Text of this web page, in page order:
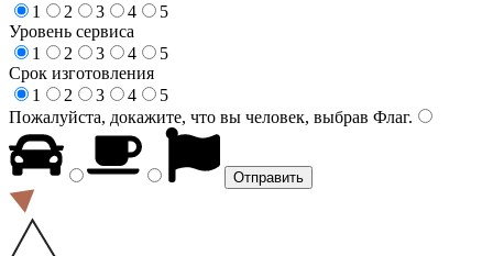
1
2 3 4
5
Уровень сервиса
1
2 3 4
5
Срок изготовления
1
2 3 4
5
Пожалуйста, докажите, что вы человек, выбрав Флаг.